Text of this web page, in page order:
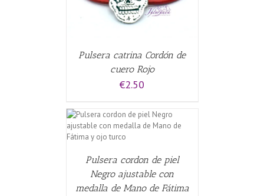
Pulsera catrina Cordón de
cuero Rojo
€2.50
Pulsera cordon de piel
Negro ajustable con
medalla de Mano de Fátima